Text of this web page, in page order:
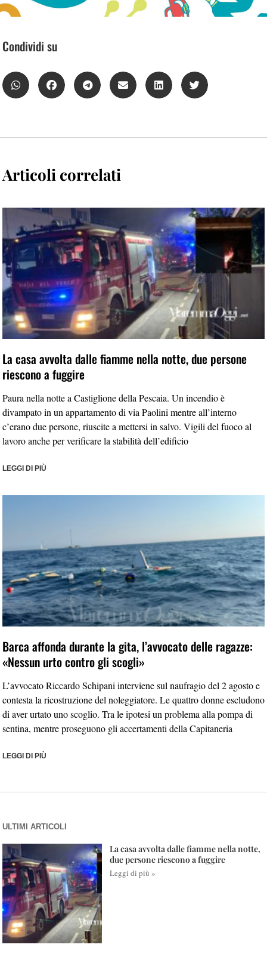
Condividi su
Articoli correlati
La casa avvolta dalle fiamme nella notte, due persone
riescono a fuggire
Paura nella notte a Castiglione della Pescaia. Un incendio è
divampato in un appartamento di via Paolini mentre all’interno
c’erano due persone, riuscite a mettersi in salvo. Vigili del fuoco al
lavoro anche per verificare la stabilità dell’edificio
LEGGI DI PIÙ
Barca affonda durante la gita, l’avvocato delle ragazze:
«Nessun urto contro gli scogli»
L’avvocato Riccardo Schipani interviene sul naufragio del 2 agosto e
contesta la ricostruzione del noleggiatore. Le quattro donne escludono
di aver urtato uno scoglio. Tra le ipotesi un problema alla pompa di
sentina, mentre proseguono gli accertamenti della Capitaneria
LEGGI DI PIÙ
ULTIMI ARTICOLI
La casa avvolta dalle fiamme nella notte,
due persone riescono a fuggire
Leggi di più »